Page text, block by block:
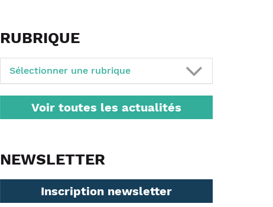
RUBRIQUE
Sélectionner une rubrique
Voir toutes les actualités
NEWSLETTER
Inscription newsletter